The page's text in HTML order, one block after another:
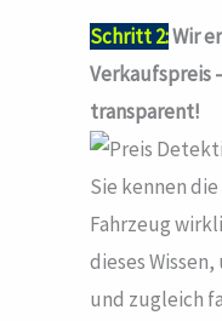
Schritt 2:Wir
Verkaufspreis
transparent!
Sie kennen
Fahrzeug
dieses
und zugleich